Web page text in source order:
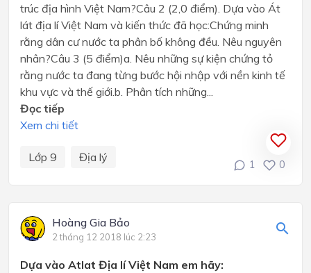
trúc địa hình Việt Nam?Câu 2 (2,0 điểm). Dựa vào Át
lát địa lí Việt Nam và kiến thức đã học:Chứng minh
rằng dân cư nước ta phân bố không đều. Nêu nguyên
nhân?Câu 3 (5 điểm)a. Nêu những sự kiện chứng tỏ
rằng nước ta đang từng bước hội nhập với nền kinh tế
khu vực và thế giới.b. Phân tích những...
Đọc tiếp
Xem chi tiết
Lớp 9 Địa lý
1 0
Hoàng Gia Bảo
2 tháng 12 2018 lúc 2:23
Dựa vào Atlat Địa lí Việt Nam em hãy: